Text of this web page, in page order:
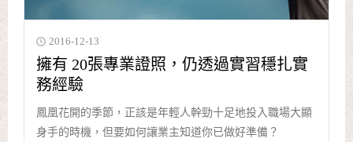
2016-12-13
擁有 20張專業證照，仍透過實習穩扎實
務經驗
鳳凰花開的季節，正該是年輕人幹勁十足地投入職場大顯
身手的時機，但要如何讓業主知道你已做好準備？